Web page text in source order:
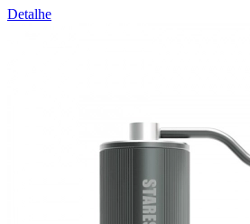
Detalhe